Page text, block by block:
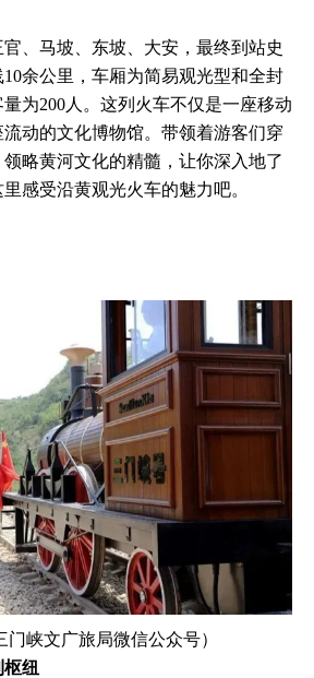
马坡、东坡、大安，最终到站史
余公里，车厢为简易观光型和全封
为200人。这列火车不仅是一座移动
动的文化博物馆。带领着游客们穿
略黄河文化的精髓，让你深入地了
感受沿黄观光火车的魅力吧。
门峡文广旅局微信公众号）
纽